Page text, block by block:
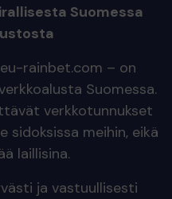
Suomessa
rainbet.com – on
Suomessa.
verkkotunnukset
meihin, eikä
laillisina.
ja vastuullisesti